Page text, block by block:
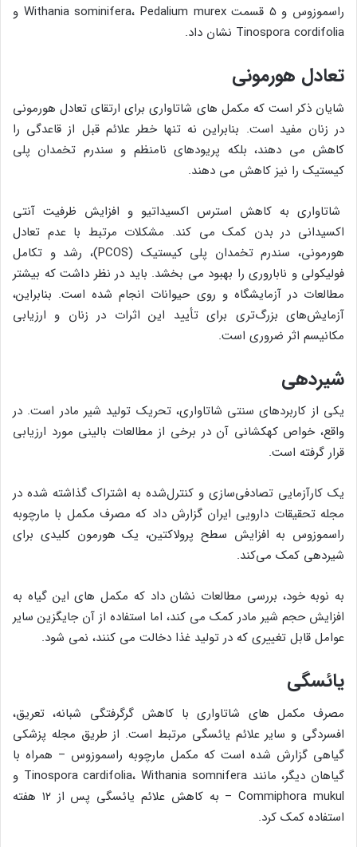
راسموزوس و ۵ قسمت Withania sominifera، Pedalium murex و
Tinospora cordifolia نشان داد.
تعادل هورمونی
شایان ذکر است که مکمل های شاتاواری برای ارتقای تعادل هورمونی
در زنان مفید است. بنابراین نه تنها خطر علائم قبل از قاعدگی را
کاهش می دهند، بلکه پریودهای نامنظم و سندرم تخمدان پلی
کیستیک را نیز کاهش می دهند.
شاتاواری به کاهش استرس اکسیداتیو و افزایش ظرفیت آنتی
اکسیدانی در بدن کمک می کند. مشکلات مرتبط با عدم تعادل
هورمونی، سندرم تخمدان پلی کیستیک (PCOS)، رشد و تکامل
فولیکولی و ناباروری را بهبود می بخشد. باید در نظر داشت که بیشتر
مطالعات در آزمایشگاه و روی حیوانات انجام شده است. بنابراین،
آزمایش‌های بزرگ‌تری برای تأیید این اثرات در زنان و ارزیابی
مکانیسم اثر ضروری است.
شیردهی
یکی از کاربردهای سنتی شاتاواری، تحریک تولید شیر مادر است. در
واقع، خواص کهکشانی آن در برخی از مطالعات بالینی مورد ارزیابی
قرار گرفته است.
یک کارآزمایی تصادفی‌سازی و کنترل‌شده به اشتراک گذاشته شده در
مجله تحقیقات دارویی ایران گزارش داد که مصرف مکمل با مارچوبه
راسموزوس به افزایش سطح پرولاکتین، یک هورمون کلیدی برای
شیردهی کمک می‌کند.
به نوبه خود، بررسی مطالعات نشان داد که مکمل های این گیاه به
افزایش حجم شیر مادر کمک می کند، اما استفاده از آن جایگزین سایر
عوامل قابل تغییری که در تولید غذا دخالت می کنند، نمی شود.
یائسگی
مصرف مکمل های شاتاواری با کاهش گرگرفتگی شبانه، تعریق،
افسردگی و سایر علائم یائسگی مرتبط است. از طریق مجله پزشکی
گیاهی گزارش شده است که مکمل مارچوبه راسموزوس – همراه با
گیاهان دیگر، مانند Tinospora cardifolia، Withania somnifera و
Commiphora mukul – به کاهش علائم یائسگی پس از ۱۲ هفته
استفاده کمک کرد.